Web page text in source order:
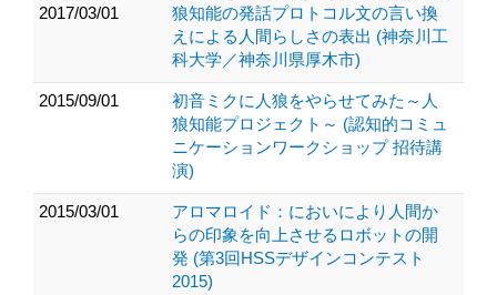
2017/03/01
狼知能の発話プロトコル文の言い換
えによる人間らしさの表出 (神奈川工
科大学／神奈川県厚木市)
2015/09/01
初音ミクに人狼をやらせてみた～人
狼知能プロジェクト～ (認知的コミュ
ニケーションワークショップ 招待講
演)
2015/03/01
アロマロイド：においにより人間か
らの印象を向上させるロボットの開
発 (第3回HSSデザインコンテスト
2015)